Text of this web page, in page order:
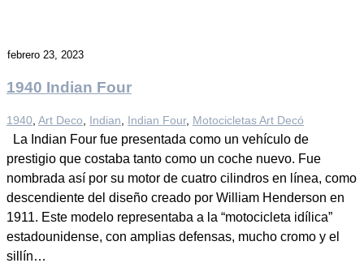
febrero 23, 2023
1940 Indian Four
1940 Art Deco Indian Indian Four, Motocicletas Art Decó
La Indian Four fue presentada como un vehículo de
prestigio que costaba tanto como un coche nuevo. Fue
nombrada así por su motor de cuatro cilindros en línea, como
descendiente del diseño creado por William Henderson en
1911. Este modelo representaba a la “motocicleta idílica”
estadounidense, con amplias defensas, mucho cromo y el
sillín…